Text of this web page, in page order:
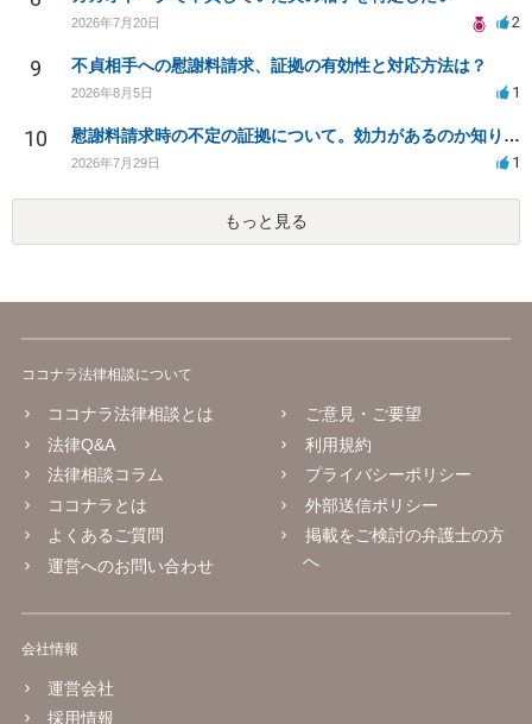
2026年7月20日 2
9 不貞相手への慰謝料請求、証拠の有効性と対応方法は？
2026年8月5日 1
10 慰謝料請求時の不定の証拠について。効力があるのか知りたい。
2026年7月29日 1
もっと見る
ココナラ法律相談について
ココナラ法律相談とは
法律Q&A
法律相談コラム
ココナラとは
よくあるご質問
運営へのお問い合わせ
ご意見・ご要望
利用規約
プライバシーポリシー
外部送信ポリシー
掲載をご検討の弁護士の方
へ
会社情報
運営会社
採用情報